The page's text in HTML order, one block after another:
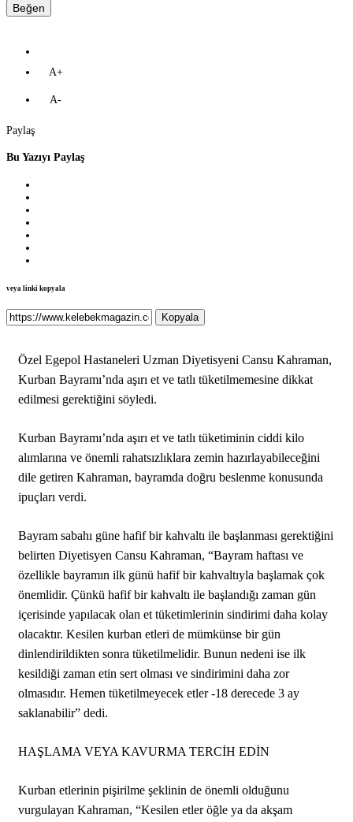
Beğen
A+
A-
Paylaş
Bu Yazıyı Paylaş
veya linki kopyala
Kopyala
Özel Egepol Hastaneleri Uzman Diyetisyeni Cansu Kahraman,
Kurban Bayramı’nda aşırı et ve tatlı tüketilmemesine dikkat
edilmesi gerektiğini söyledi.
Kurban Bayramı’nda aşırı et ve tatlı tüketiminin ciddi kilo
alımlarına ve önemli rahatsızlıklara zemin hazırlayabileceğini
dile getiren Kahraman, bayramda doğru beslenme konusunda
ipuçları verdi.
Bayram sabahı güne hafif bir kahvaltı ile başlanması gerektiğini
belirten Diyetisyen Cansu Kahraman, “Bayram haftası ve
özellikle bayramın ilk günü hafif bir kahvaltıyla başlamak çok
önemlidir. Çünkü hafif bir kahvaltı ile başlandığı zaman gün
içerisinde yapılacak olan et tüketimlerinin sindirimi daha kolay
olacaktır. Kesilen kurban etleri de mümkünse bir gün
dinlendirildikten sonra tüketilmelidir. Bunun nedeni ise ilk
kesildiği zaman etin sert olması ve sindirimini daha zor
olmasıdır. Hemen tüketilmeyecek etler -18 derecede 3 ay
saklanabilir” dedi.
HAŞLAMA VEYA KAVURMA TERCİH EDİN
Kurban etlerinin pişirilme şeklinin de önemli olduğunu
vurgulayan Kahraman, “Kesilen etler öğle ya da akşam